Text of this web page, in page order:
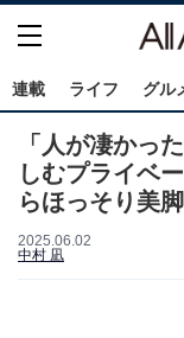
連載 ライフ グル
「人が凄かっ
しむプライベ
らほっそり美
2025.06.02
中村 凪